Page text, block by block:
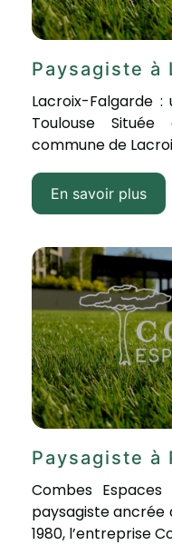
Paysagiste à
Lacroix-Falgarde
Toulouse
commune de
En savoir plus
Paysagiste à
Combes
paysagiste ancrée
1980, l’entreprise